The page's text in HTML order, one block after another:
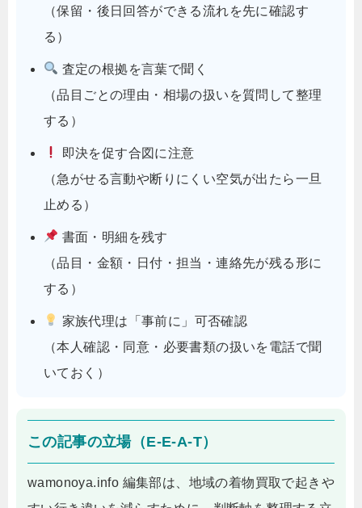
（保留・後日回答ができる流れを先に確認す
る）
査定の根拠を言葉で聞く
（品目ごとの理由・相場の扱いを質問して整理
する）
即決を促す合図に注意
（急がせる言動や断りにくい空気が出たら一旦
止める）
書面・明細を残す
（品目・金額・日付・担当・連絡先が残る形に
する）
家族代理は「事前に」可否確認
（本人確認・同意・必要書類の扱いを電話で聞
いておく）
この記事の立場（E-E-A-T）
wamonoya.info 編集部は、地域の着物買取で起きや